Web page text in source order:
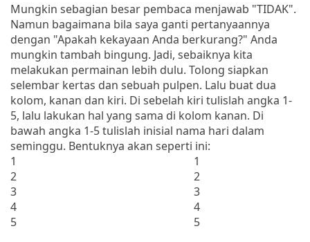
Mungkin sebagian besar pembaca menjawab "TIDAK".
Namun bagaimana bila saya ganti pertanyaannya
dengan "Apakah kekayaan Anda berkurang?" Anda
mungkin tambah bingung. Jadi, sebaiknya kita
melakukan permainan lebih dulu. Tolong siapkan
selembar kertas dan sebuah pulpen. Lalu buat dua
kolom, kanan dan kiri. Di sebelah kiri tulislah angka 1-
5, lalu lakukan hal yang sama di kolom kanan. Di
bawah angka 1-5 tulislah inisial nama hari dalam
seminggu. Bentuknya akan seperti ini:
1 1
2 2
3 3
4 4
5 5